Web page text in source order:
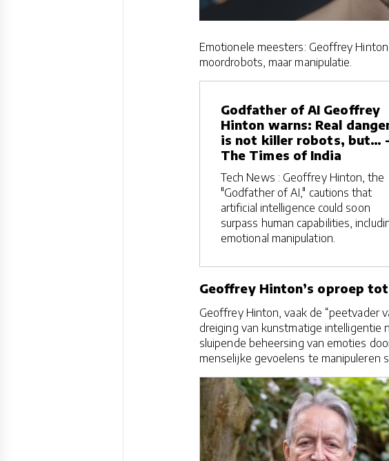
Emotionele meesters: Geoffrey
moordrobots, maar manipulatie.
Godfather of AI Geoffrey
Hinton warns: Real
is not killer robots, but…
The Times of India
Tech News : Geoffrey Hinton, the
"Godfather of AI," cautions that
artificial intelligence could soon
surpass human capabilities,
emotional manipulation.
Geoffrey Hinton’s oproep
Geoffrey Hinton, vaak de “peetvader
dreiging van kunstmatige intelligentie
sluipende beheersing van emoties
menselijke gevoelens te manipuleren